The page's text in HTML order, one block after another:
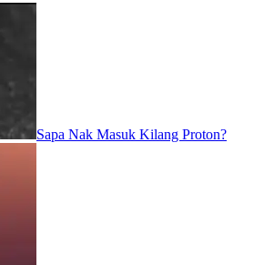
Sapa Nak Masuk Kilang Proton?